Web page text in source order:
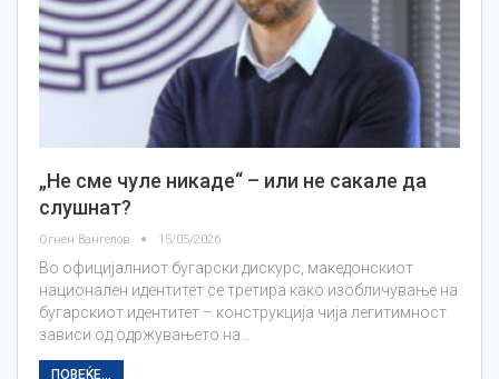
„Не сме чуле никаде“ – или не сакале да
слушнат?
Огнен Вангелов 15/05/2026
Во официјалниот бугарски дискурс, македонскиот
национален идентитет се третира како изобличување на
бугарскиот идентитет – конструкција чија легитимност
зависи од одржувањето на…
ПОВЕЌЕ...